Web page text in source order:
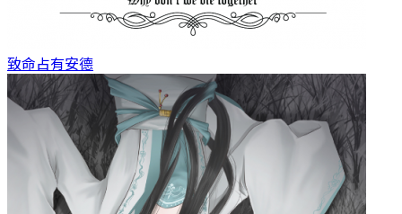
致命占有安德